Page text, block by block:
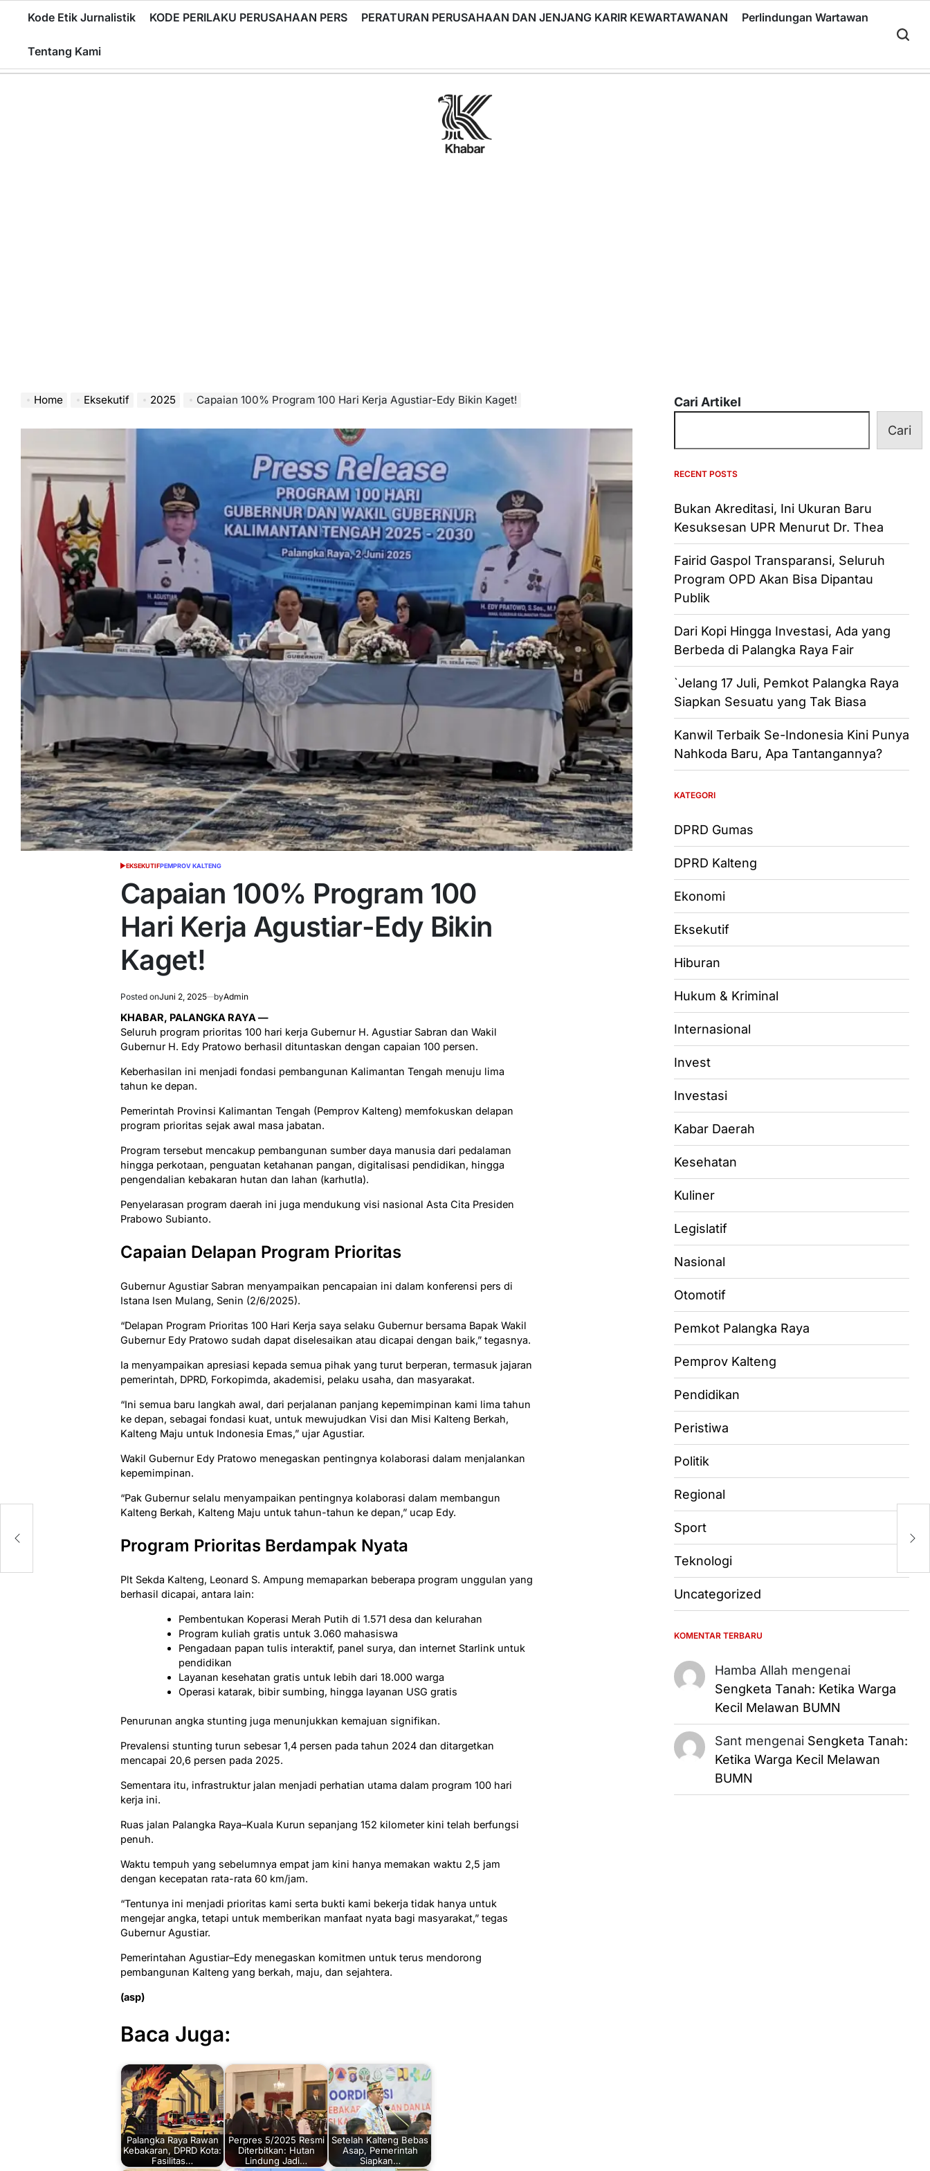
content
Kode Etik Jurnalistik KODE PERILAKU PERUSAHAAN PERS PERATURAN PERUSAHAAN DAN JENJANG KARIR KEWARTAWANAN Perlindungan Wartawan
Tentang Kami
Home Eksekutif 2025 Capaian 100% Program 100 Hari Kerja Agustiar-Edy Bikin Kaget!
POSTED
EKSEKUTIFPEMPROV KALTENG
Capaian 100% Program 100
Hari Kerja Agustiar-Edy Bikin
Kaget!
Posted onJuni 2, 2025 byAdmin
KHABAR, PALANGKA RAYA —
Seluruh program prioritas 100 hari kerja Gubernur H. Agustiar Sabran dan Wakil
Gubernur H. Edy Pratowo berhasil dituntaskan dengan capaian 100 persen.
Keberhasilan ini menjadi fondasi pembangunan Kalimantan Tengah menuju lima
tahun ke depan.
Pemerintah Provinsi Kalimantan Tengah (Pemprov Kalteng) memfokuskan delapan
program prioritas sejak awal masa jabatan.
Program tersebut mencakup pembangunan sumber daya manusia dari pedalaman
hingga perkotaan, penguatan ketahanan pangan, digitalisasi pendidikan, hingga
pengendalian kebakaran hutan dan lahan (karhutla).
Penyelarasan program daerah ini juga mendukung visi nasional Asta Cita Presiden
Prabowo Subianto.
Capaian Delapan Program Prioritas
Gubernur Agustiar Sabran menyampaikan pencapaian ini dalam konferensi pers di
Istana Isen Mulang, Senin (2/6/2025).
“Delapan Program Prioritas 100 Hari Kerja saya selaku Gubernur bersama Bapak Wakil
Gubernur Edy Pratowo sudah dapat diselesaikan atau dicapai dengan baik,” tegasnya.
Ia menyampaikan apresiasi kepada semua pihak yang turut berperan, termasuk jajaran
pemerintah, DPRD, Forkopimda, akademisi, pelaku usaha, dan masyarakat.
“Ini semua baru langkah awal, dari perjalanan panjang kepemimpinan kami lima tahun
ke depan, sebagai fondasi kuat, untuk mewujudkan Visi dan Misi Kalteng Berkah,
Kalteng Maju untuk Indonesia Emas,” ujar Agustiar.
Wakil Gubernur Edy Pratowo menegaskan pentingnya kolaborasi dalam menjalankan
kepemimpinan.
“Pak Gubernur selalu menyampaikan pentingnya kolaborasi dalam membangun
Kalteng Berkah, Kalteng Maju untuk tahun-tahun ke depan,” ucap Edy.
Program Prioritas Berdampak Nyata
Plt Sekda Kalteng, Leonard S. Ampung memaparkan beberapa program unggulan yang
berhasil dicapai, antara lain:
Pembentukan Koperasi Merah Putih di 1.571 desa dan kelurahan
Program kuliah gratis untuk 3.060 mahasiswa
Pengadaan papan tulis interaktif, panel surya, dan internet Starlink untuk
pendidikan
Layanan kesehatan gratis untuk lebih dari 18.000 warga
Operasi katarak, bibir sumbing, hingga layanan USG gratis
Penurunan angka stunting juga menunjukkan kemajuan signifikan.
Prevalensi stunting turun sebesar 1,4 persen pada tahun 2024 dan ditargetkan
mencapai 20,6 persen pada 2025.
Sementara itu, infrastruktur jalan menjadi perhatian utama dalam program 100 hari
kerja ini.
Ruas jalan Palangka Raya–Kuala Kurun sepanjang 152 kilometer kini telah berfungsi
penuh.
Waktu tempuh yang sebelumnya empat jam kini hanya memakan waktu 2,5 jam
dengan kecepatan rata-rata 60 km/jam.
“Tentunya ini menjadi prioritas kami serta bukti kami bekerja tidak hanya untuk
mengejar angka, tetapi untuk memberikan manfaat nyata bagi masyarakat,” tegas
Gubernur Agustiar.
Pemerintahan Agustiar–Edy menegaskan komitmen untuk terus mendorong
pembangunan Kalteng yang berkah, maju, dan sejahtera.
(asp)
Baca Juga:
Palangka Raya Rawan
Kebakaran, DPRD Kota:
Fasilitas…
Perpres 5/2025 Resmi
Diterbitkan: Hutan
Lindung Jadi…
Setelah Kalteng Bebas
Asap, Pemerintah
Siapkan…
Cari Artikel
Cari
RECENT POSTS
Bukan Akreditasi, Ini Ukuran Baru
Kesuksesan UPR Menurut Dr. Thea
Fairid Gaspol Transparansi, Seluruh
Program OPD Akan Bisa Dipantau
Publik
Dari Kopi Hingga Investasi, Ada yang
Berbeda di Palangka Raya Fair
`Jelang 17 Juli, Pemkot Palangka Raya
Siapkan Sesuatu yang Tak Biasa
Kanwil Terbaik Se-Indonesia Kini Punya
Nahkoda Baru, Apa Tantangannya?
KATEGORI
DPRD Gumas
DPRD Kalteng
Ekonomi
Eksekutif
Hiburan
Hukum & Kriminal
Internasional
Invest
Investasi
Kabar Daerah
Kesehatan
Kuliner
Legislatif
Nasional
Otomotif
Pemkot Palangka Raya
Pemprov Kalteng
Pendidikan
Peristiwa
Politik
Regional
Sport
Teknologi
Uncategorized
KOMENTAR TERBARU
Hamba Allah mengenai
Sengketa Tanah: Ketika Warga
Kecil Melawan BUMN
Santmengenai Sengketa Tanah:
Ketika Warga Kecil Melawan
BUMN